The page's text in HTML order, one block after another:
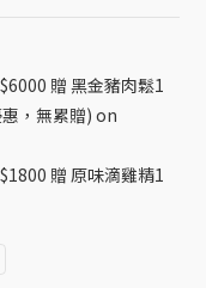
贈 黑金豬肉鬆1
，無累贈) on
贈 原味滴雞精1